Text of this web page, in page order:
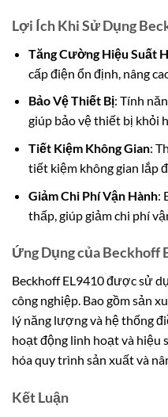
Lợi Ích Khi Sử Dụng
Tăng Cường Hiệu Suất
cấp điện ổn định, nâng
Bảo Vệ Thiết Bị: Tính
giúp bảo vệ thiết bị khỏi
Tiết Kiệm Không Gian:
tiết kiệm không gian lắp
Giảm Chi Phí Vận Hành:
thấp, giúp giảm chi phí
Ứng Dụng của Beckhoff
Beckhoff EL9410 được sử
công nghiệp. Bao gồm sản
lý năng lượng và hệ thống
hoạt động linh hoạt và hiệu
hóa quy trình sản xuất và
Kết Luận